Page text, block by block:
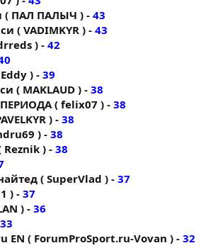
( ПАЛ ПАЛЫЧ ) - 43
( VADIMKYR ) - 43
) - 42
) - 39
( MAKLAUD ) - 38
( felix07 ) - 38
) - 38
) -38
Reznik ) - 38
( SuperVlad ) - 37
) - 37
) - 36
33
EN ( ForumProSport.ru-Vovan ) - 32